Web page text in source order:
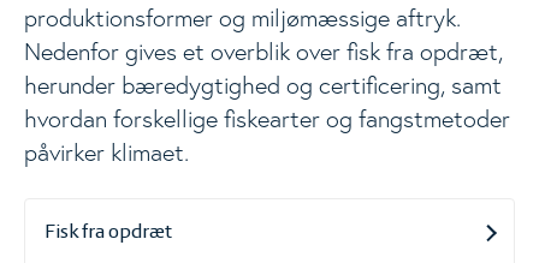
produktionsformer og miljømæssige aftryk.
Nedenfor gives et overblik over fisk fra opdræt,
herunder bæredygtighed og certificering, samt
hvordan forskellige fiskearter og fangstmetoder
påvirker klimaet.
Fisk fra opdræt